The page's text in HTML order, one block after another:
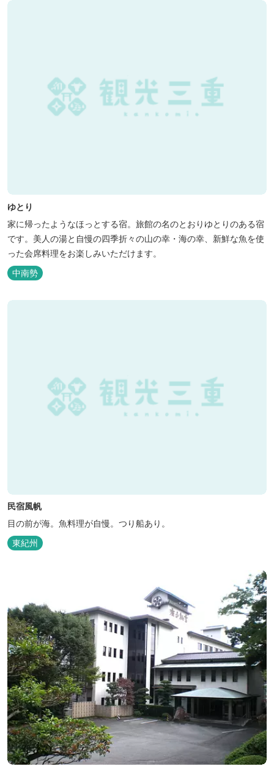
ゆとり
家に帰ったようなほっとする宿。旅館の名のとおりゆとりのある宿
です。美人の湯と自慢の四季折々の山の幸・海の幸、新鮮な魚を使
った会席料理をお楽しみいただけます。
中南勢
民宿風帆
目の前が海。魚料理が自慢。つり船あり。
東紀州